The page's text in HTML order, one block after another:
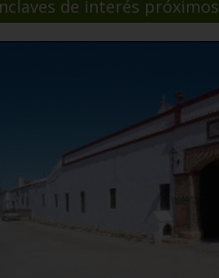
de interés próximos